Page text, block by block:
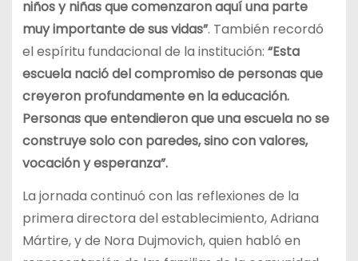
niños y niñas que comenzaron aquí una parte
muy importante de sus vidas”. También recordó
el espíritu fundacional de la institución: “Esta
escuela nació del compromiso de personas que
creyeron profundamente en la educación.
Personas que entendieron que una escuela no se
construye solo con paredes, sino con valores,
vocación y esperanza”.
La jornada continuó con las reflexiones de la
primera directora del establecimiento, Adriana
Mártire, y de Nora Dujmovich, quien habló en